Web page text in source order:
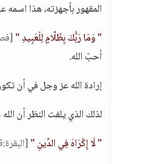
المقهور بأجهزته، هذا اسمه
" وَمَا رَبُّكَ بِظَلَّامٍ لِلْعَبِيدِ "
أحبّ الله.
إرادة الله عز وجل في أن
لذلك الذي يلفت النظر أن
" لَا إِكْرَاهَ فِي الدِّينِ "[البقرة:256]